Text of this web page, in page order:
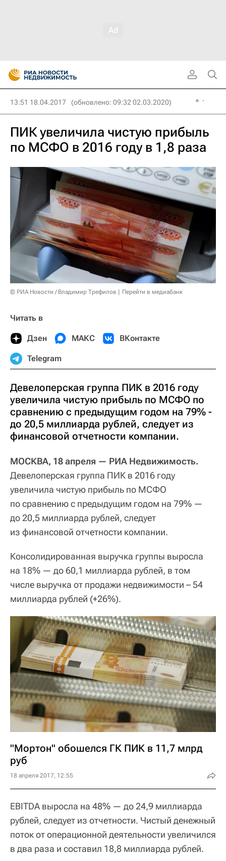
13:51 18.04.2017 (обновлено: 09:32 02.03.2020)
ПИК увеличила чистую прибыль
по МСФО в 2016 году в 1,8 раза
© РИА Новости / Владимир Трефилов Перейти в медиабанк
Читать в
Дзен МАКС ВКонтакте
Telegram
Девелоперская группа ПИК в 2016 году
увеличила чистую прибыль по МСФО по
сравнению с предыдущим годом на 79% -
до 20,5 миллиарда рублей, следует из
финансовой отчетности компании.
МОСКВА, 18 апреля — РИА Недвижимость.
Девелоперская группа ПИК в 2016 году
увеличила чистую прибыль по МСФО
по сравнению с предыдущим годом на 79% —
до 20,5 миллиарда рублей, следует
из финансовой отчетности компании.
Консолидированная выручка группы выросла
на 18% — до 60,1 миллиарда рублей, в том
числе выручка от продажи недвижимости – 54
миллиарда рублей (+26%).
"Мортон" обошелся ГК ПИК в 11,7 млрд
руб
18 апреля 2017, 12:55
EBITDA выросла на 48% — до 24,9 миллиарда
рублей, следует из отчетности. Чистый денежный
поток от операционной деятельности увеличился
в два раза и составил 18,8 миллиарда рублей.